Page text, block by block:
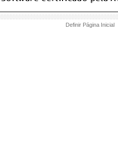
Definir Página Inicial